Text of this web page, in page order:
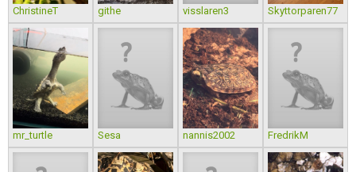
ChristineT githe visslaren3 Skyttorparen77
mr_turtle Sesa nannis2002 FredrikM